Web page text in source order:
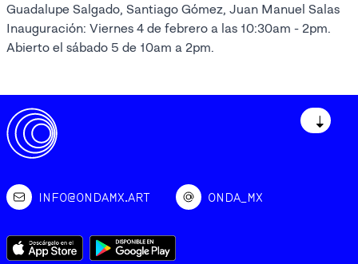
Guadalupe Salgado, Santiago Gómez, Juan Manuel Salas
Inauguración: Viernes 4 de febrero a las 10:30am - 2pm.
Abierto el sábado 5 de 10am a 2pm.
↓
INFO@ONDAMX.ART ONDA_MX